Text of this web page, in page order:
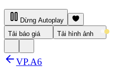
Dừng Autoplay
Tải báo giá
Tải hình ảnh
VP.A6